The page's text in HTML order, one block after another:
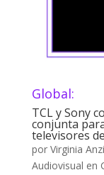
Global:
TCL y Sony
conjunta
televisores
por Virginia
Audiovisual en